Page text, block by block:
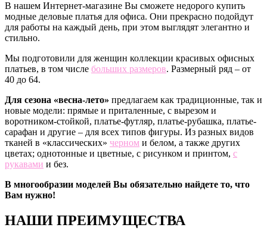
В нашем Интернет-магазине Вы сможете недорого купить
модные деловые платья для офиса. Они прекрасно подойдут
для работы на каждый день, при этом выглядят элегантно и
стильно.
Мы подготовили для женщин коллекции красивых офисных
платьев, в том числе больших размеров. Размерный ряд – от
40 до 64.
Для сезона «весна-лето» предлагаем как традиционные, так и
новые модели: прямые и приталенные, с вырезом и
воротником-стойкой, платье-футляр, платье-рубашка, платье-
сарафан и другие – для всех типов фигуры. Из разных видов
тканей в «классических» черном и белом, а также других
цветах; однотонные и цветные, с рисунком и принтом, с
рукавами и без.
В многообразии моделей Вы обязательно найдете то, что
Вам нужно!
НАШИ ПРЕИМУЩЕСТВА